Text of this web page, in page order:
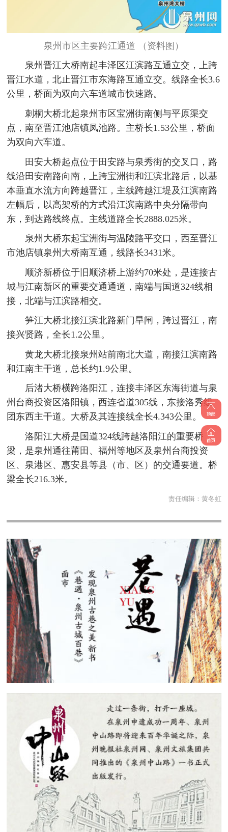
泉州市区主要跨江通道 （资料图）
泉州晋江大桥南起丰泽区江滨路互通立交，上跨
晋江水道，北止晋江市东海路互通立交。线路全长3.6
公里，桥面为双向六车道城市快速路。
刺桐大桥北起泉州市区宝洲街南侧与平原渠交
点，南至晋江池店镇凤池路。主桥长1.53公里，桥面
为双向六车道。
田安大桥起点位于田安路与泉秀街的交叉口，路
线沿田安南路向南，上跨宝洲街和江滨北路后，以基
本垂直水流方向跨越晋江，主线跨越江堤及江滨南路
左幅后，以高架桥的方式沿江滨南路中央分隔带向
东，到达路线终点。主线道路全长2888.025米。
泉州大桥东起宝洲街与温陵路平交口，西至晋江
市池店镇泉州大桥南互通，线路长3431米。
顺济新桥位于旧顺济桥上游约70米处，是连接古
城与江南新区的重要交通通道，南端与国道324线相
接，北端与江滨路相交。
笋江大桥北接江滨北路新门旱闸，跨过晋江，南
接兴贤路，全长1.2公里。
黄龙大桥北接泉州站前南北大道，南接江滨南路
和江南主干道，总长约1.9公里。
后渚大桥横跨洛阳江，连接丰泽区东海街道与泉
州台商投资区洛阳镇，西连省道305线，东接洛秀组
团东西主干道。大桥及其连接线全长4.343公里。
洛阳江大桥是国道324线跨越洛阳江的重要桥
梁，是泉州通往莆田、福州等地区及泉州台商投资
区、泉港区、惠安县等县（市、区）的交通要道。桥
梁全长216.3米。
责任编辑： 黄冬虹